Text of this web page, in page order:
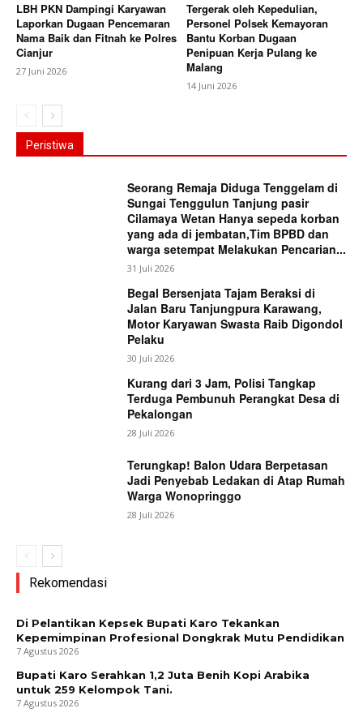
LBH PKN Dampingi Karyawan
Laporkan Dugaan Pencemaran
Nama Baik dan Fitnah ke Polres
Cianjur
27 Juni 2026
Tergerak oleh Kepedulian,
Personel Polsek Kemayoran
Bantu Korban Dugaan
Penipuan Kerja Pulang ke
Malang
14 Juni 2026
Peristiwa
Seorang Remaja Diduga Tenggelam di
Sungai Tenggulun Tanjung pasir
Cilamaya Wetan Hanya sepeda korban
yang ada di jembatan,Tim BPBD dan
warga setempat Melakukan Pencarian...
31 Juli 2026
Begal Bersenjata Tajam Beraksi di
Jalan Baru Tanjungpura Karawang,
Motor Karyawan Swasta Raib Digondol
Pelaku
30 Juli 2026
Kurang dari 3 Jam, Polisi Tangkap
Terduga Pembunuh Perangkat Desa di
Pekalongan
28 Juli 2026
Terungkap! Balon Udara Berpetasan
Jadi Penyebab Ledakan di Atap Rumah
Warga Wonopringgo
28 Juli 2026
Rekomendasi
Di Pelantikan Kepsek Bupati Karo Tekankan
Kepemimpinan Profesional Dongkrak Mutu Pendidikan
7 Agustus 2026
Bupati Karo Serahkan 1,2 Juta Benih Kopi Arabika
untuk 259 Kelompok Tani.
7 Agustus 2026